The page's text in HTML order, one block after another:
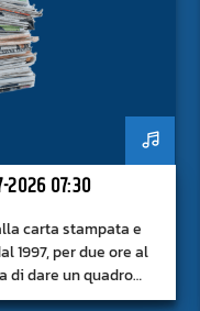
2026 07:30
carta stampata e
1997, per due ore al
di dare un quadro
senza fermarsi alla